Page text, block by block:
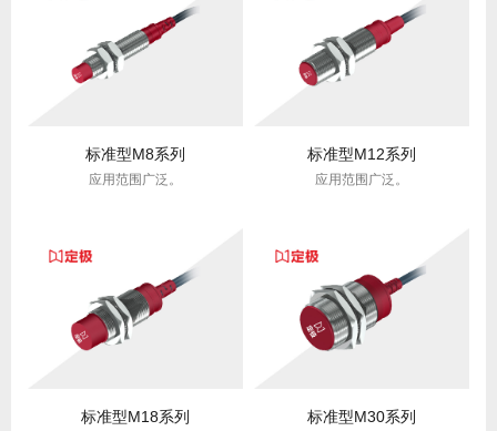
标准型M8系列
应用范围广泛。
标准型M12系列
应用范围广泛。
标准型M18系列 标准型M30系列